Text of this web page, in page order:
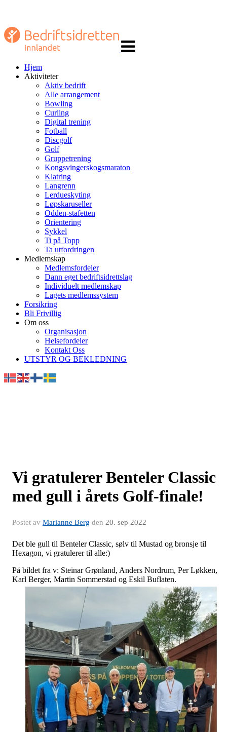
navigasjon
Hjem
Aktiviteter
Aktiv bedrift
Alle arrangement
Bowling
Curling
Digital trening
Fotball
Discgolf
Golf
Gruppetrening
Kongsvingerskogsmaraton
Klatring
Langrenn
Lerdueskyting
Løpskaruseller
Odden-stafetten
Orientering
Sykkel
Ti på Topp
Ta utfordringen
Medlemskap
Medlemsfordeler
Dann eget bedriftsidrettslag
Individuelt medlemskap
Lagets medlemssystem
Forsikring
Bli Frivillig
Om oss
Organisasjon
Helsefordeler
Kontakt Oss
UTSTYR OG BEKLEDNING
Vi gratulerer Benteler Classic
med gull i årets Golf-finale!
Postet av Marianne Berg den 20. sep 2022
Det ble gull til Benteler Classic, sølv til Mustad og bronsje til
Hexagon, vi gratulerer til alle:)
På bildet fra v: Steinar Grønland, Anders Nordrum, Per Løkken,
Karl Berger, Martin Sommerstad og Eskil Buflaten.